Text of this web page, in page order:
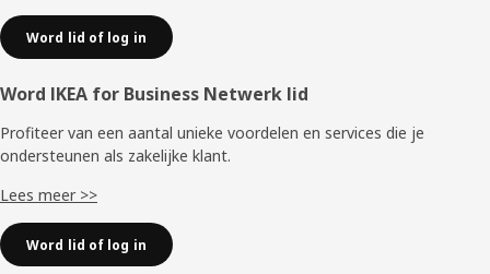
Word lid of log in
Word IKEA for Business Netwerk lid
Profiteer van een aantal unieke voordelen en services die je
ondersteunen als zakelijke klant.
Lees meer >>
Word lid of log in